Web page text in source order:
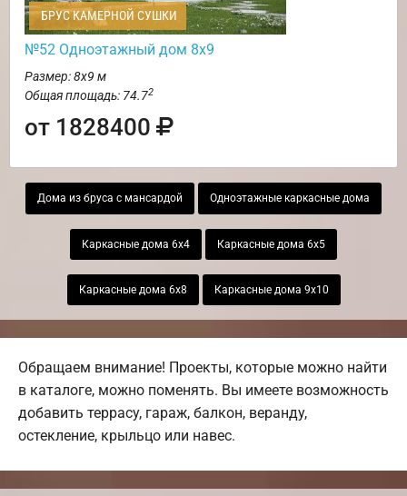
БРУС КАМЕРНОЙ СУШКИ
№52 Одноэтажный дом 8х9
Размер: 8х9 м
Общая площадь: 74.72
от 1828400
Дома из бруса с мансардой Одноэтажные каркасные дома
Каркасные дома 6х4 Каркасные дома 6х5
Каркасные дома 6х8 Каркасные дома 9х10
Обращаем внимание! Проекты, которые можно найти
в каталоге, можно поменять. Вы имеете возможность
добавить террасу, гараж, балкон, веранду,
остекление, крыльцо или навес.